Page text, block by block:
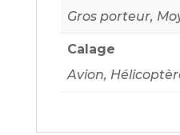
Gros porteur,
Calage
Avion,